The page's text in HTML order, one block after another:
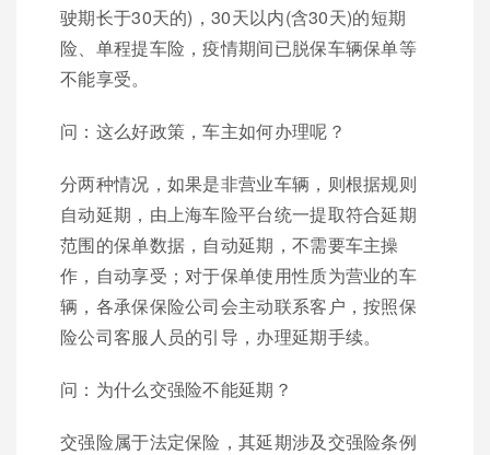
驶期长于30天的)，30天以内(含30天)的短期
险、单程提车险，疫情期间已脱保车辆保单等
不能享受。
问：这么好政策，车主如何办理呢？
分两种情况，如果是非营业车辆，则根据规则
自动延期，由上海车险平台统一提取符合延期
范围的保单数据，自动延期，不需要车主操
作，自动享受；对于保单使用性质为营业的车
辆，各承保保险公司会主动联系客户，按照保
险公司客服人员的引导，办理延期手续。
问：为什么交强险不能延期？
交强险属于法定保险，其延期涉及交强险条例